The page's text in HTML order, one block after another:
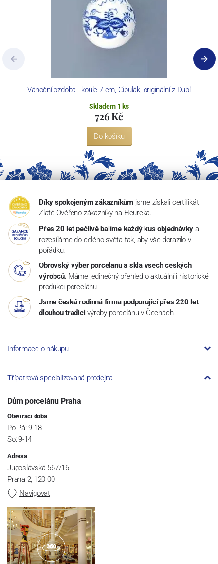
Vánoční ozdoba - koule 7 cm, Cibulák, originální z Dubí
Skladem 1 ks
726 Kč
Do košíku
Díky spokojeným zákazníkům jsme získali certifikát
Zlaté Ověřeno zákazníky na Heureka.
Přes 20 let pečlivě balíme každý kus objednávky a
rozesíláme do celého světa tak, aby vše dorazilo v
pořádku.
Obrovský výběr porcelánu a skla všech českých
výrobců. Máme jedinečný přehled o aktuální i historické
produkci porcelánu
Jsme česká rodinná firma podporující přes 220 let
dlouhou tradici výroby porcelánu v Čechách.
Informace o nákupu
Třípatrová specializovaná prodejna
Dům porcelánu Praha
Otevírací doba
Po-Pá: 9-18
So: 9-14
Adresa
Jugoslávská 567/16
Praha 2, 120 00
Navigovat